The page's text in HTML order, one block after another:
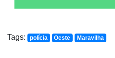
Tags: polícia Oeste Maravilha